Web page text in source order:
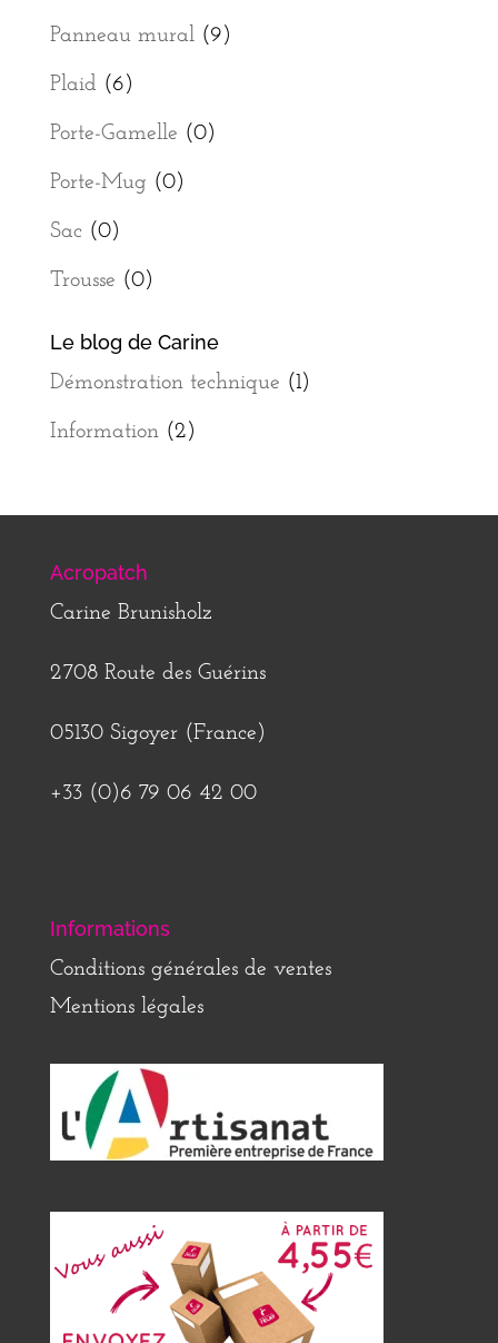
Panneau mural (9)
Plaid (6)
Porte-Gamelle (0)
Porte-Mug (0)
Sac (0)
Trousse (0)
Le blog de Carine
Démonstration technique (1)
Information(2)
Acropatch
Carine Brunisholz
2708 Route des Guérins
05130 Sigoyer (France)
+33 (0)6 79 06 42 00
Informations
Conditions générales de ventes
Mentions légales